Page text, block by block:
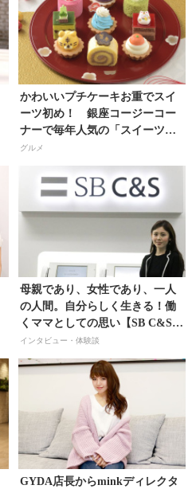
かわいいプチケーキお重でスイ
ーツ初め！ 銀座コージーコー
ナーで毎年人気の「スイーツお
せち」予約開始!!
グルメ
母親であり、女性であり、一人
の人間。自分らしく生きる！働
くママとしての思い【SB C&S株
式会社 広報/福島里奈さん】
インタビュー・体験談
GYDA店長からminkディレクタ